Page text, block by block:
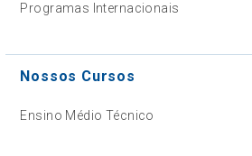
Programas Internacionais
Nossos Cursos
Ensino Médio Técnico